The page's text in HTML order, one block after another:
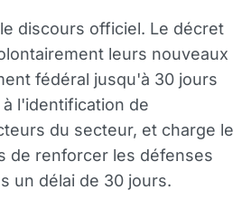
discours officiel. Le décret
leurs nouveaux
fédéral jusqu'à 30 jours
l'identification de
du secteur, et charge le
de renforcer les défenses
un délai de 30 jours.